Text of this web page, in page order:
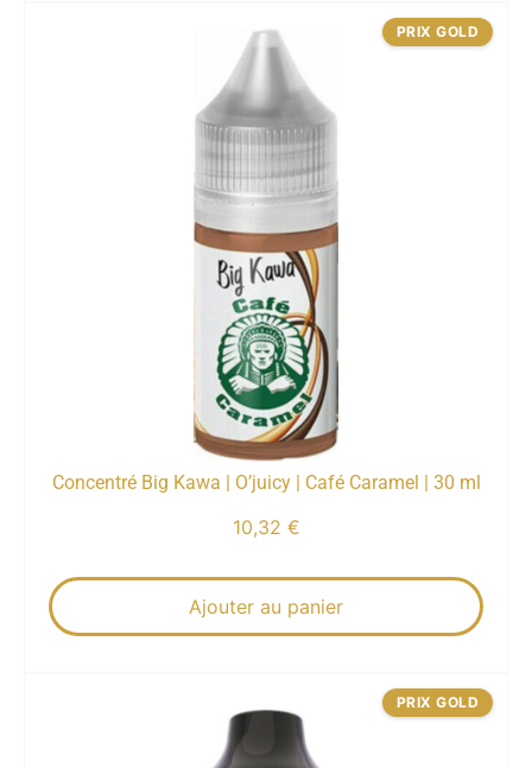
Concentré Big Kawa | O’juicy | Café Caramel | 30 ml
10,32 €
Ajouter au panier
PRIX GOLD
PRIX GOLD